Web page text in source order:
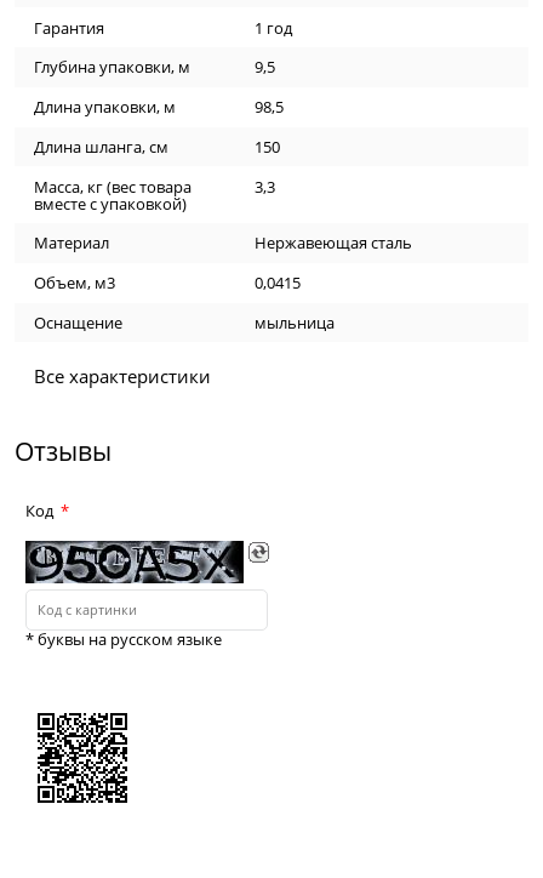
Гарантия
1 год
Глубина упаковки, м
9,5
Длина упаковки, м
98,5
Длина шланга, см
150
Масса, кг (вес товара
вместе с упаковкой)
3,3
Материал
Нержавеющая сталь
Объем, м3
0,0415
Оснащение
мыльница
Все характеристики
Отзывы
Код
* буквы на русском языке